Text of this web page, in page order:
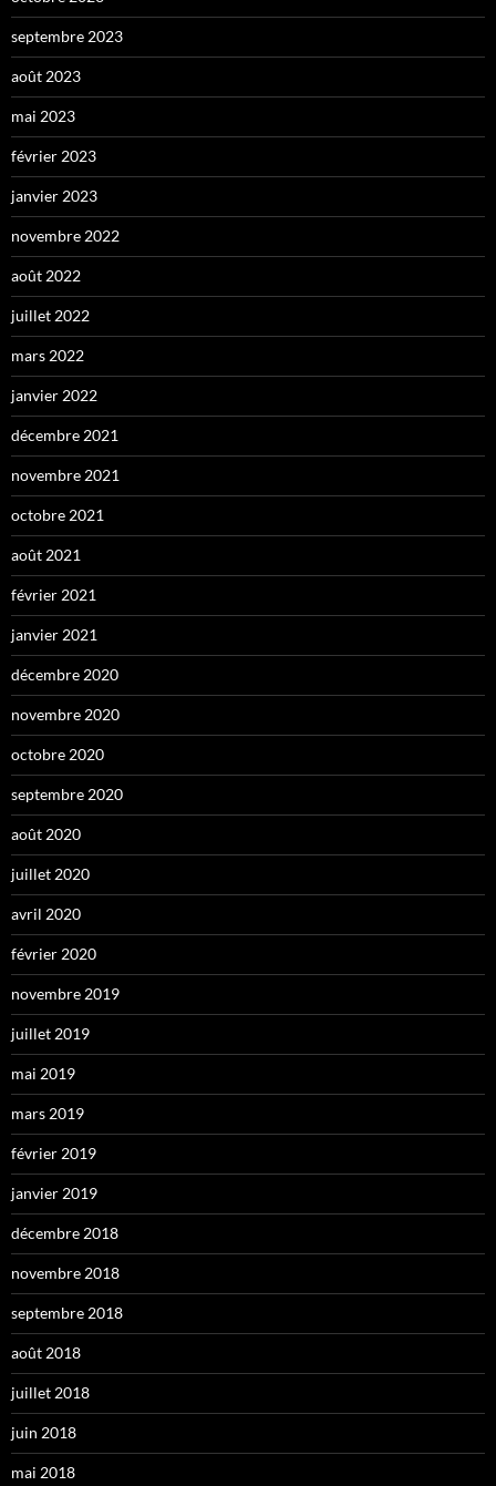
septembre 2023
août 2023
mai 2023
février 2023
janvier 2023
novembre 2022
août 2022
juillet 2022
mars 2022
janvier 2022
décembre 2021
novembre 2021
octobre 2021
août 2021
février 2021
janvier 2021
décembre 2020
novembre 2020
octobre 2020
septembre 2020
août 2020
juillet 2020
avril 2020
février 2020
novembre 2019
juillet 2019
mai 2019
mars 2019
février 2019
janvier 2019
décembre 2018
novembre 2018
septembre 2018
août 2018
juillet 2018
juin 2018
mai 2018